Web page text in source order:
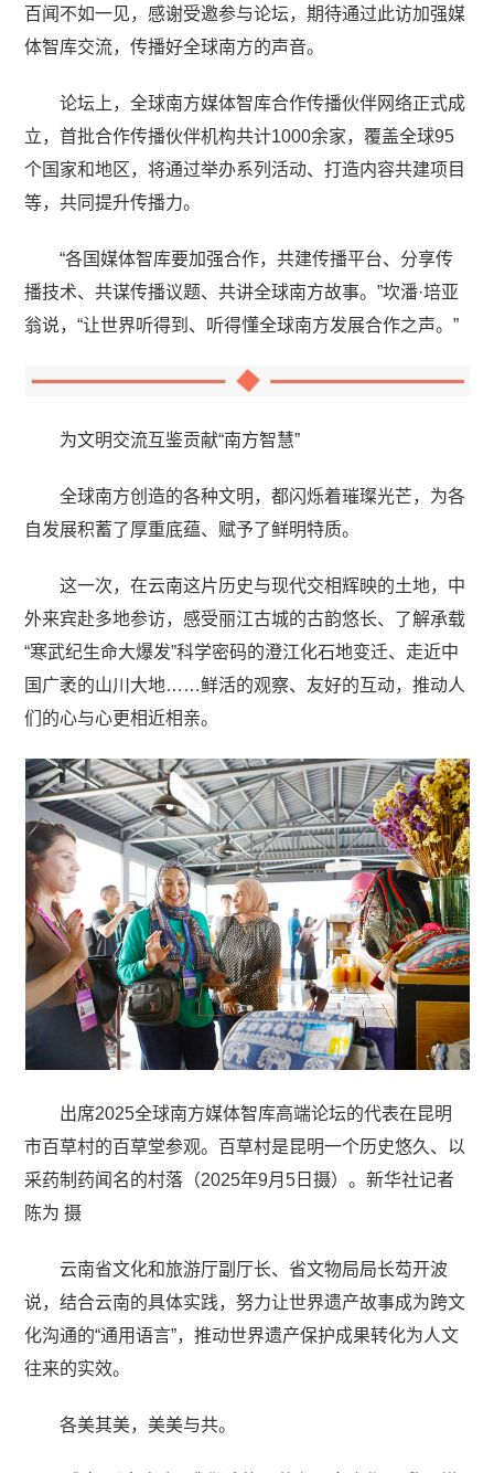
百闻不如一见，感谢受邀参与论坛，期待通过此访加强媒
体智库交流，传播好全球南方的声音。
论坛上，全球南方媒体智库合作传播伙伴网络正式成
立，首批合作传播伙伴机构共计1000余家，覆盖全球95
个国家和地区，将通过举办系列活动、打造内容共建项目
等，共同提升传播力。
“各国媒体智库要加强合作，共建传播平台、分享传
播技术、共谋传播议题、共讲全球南方故事。”坎潘·培亚
翁说，“让世界听得到、听得懂全球南方发展合作之声。”
为文明交流互鉴贡献“南方智慧”
全球南方创造的各种文明，都闪烁着璀璨光芒，为各
自发展积蓄了厚重底蕴、赋予了鲜明特质。
这一次，在云南这片历史与现代交相辉映的土地，中
外来宾赴多地参访，感受丽江古城的古韵悠长、了解承载
“寒武纪生命大爆发”科学密码的澄江化石地变迁、走近中
国广袤的山川大地……鲜活的观察、友好的互动，推动人
们的心与心更相近相亲。
出席2025全球南方媒体智库高端论坛的代表在昆明
市百草村的百草堂参观。百草村是昆明一个历史悠久、以
采药制药闻名的村落（2025年9月5日摄）。新华社记者
陈为 摄
云南省文化和旅游厅副厅长、省文物局局长芶开波
说，结合云南的具体实践，努力让世界遗产故事成为跨文
化沟通的“通用语言”，推动世界遗产保护成果转化为人文
往来的实效。
各美其美，美美与共。